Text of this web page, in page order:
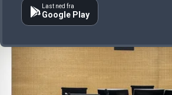
Last ned fra
Google Play